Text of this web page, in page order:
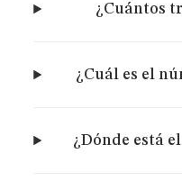
¿Cuántos
¿Cuál es el
¿Dónde está